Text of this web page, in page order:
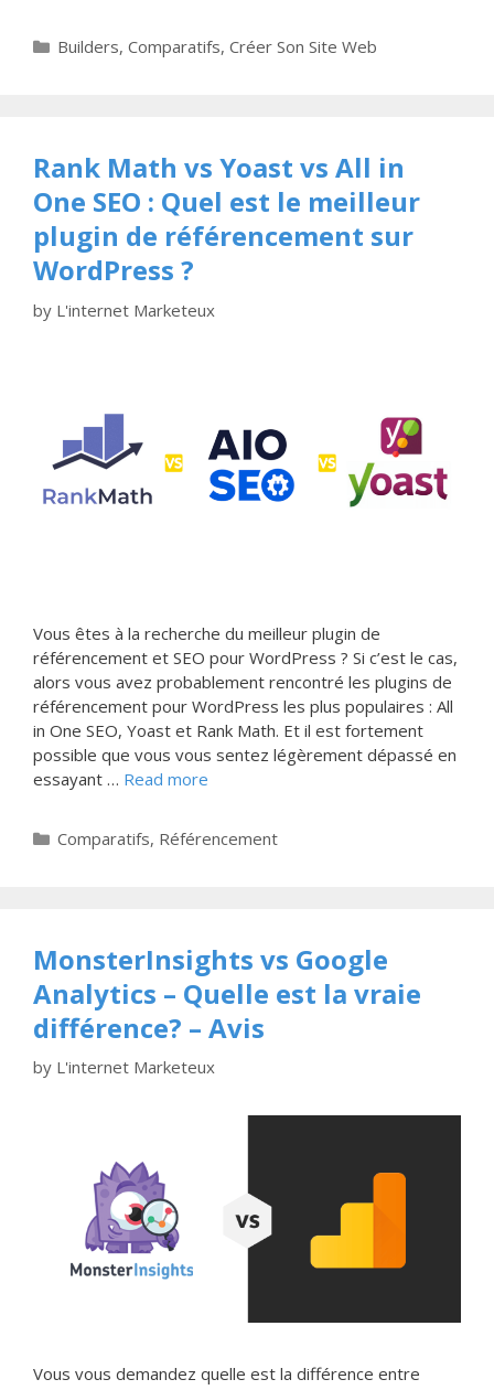
Categories
Builders, Comparatifs, Créer Son Site Web
Rank Math vs Yoast vs All in
One SEO : Quel est le meilleur
plugin de référencement sur
WordPress ?
by L'internet Marketeux
Vous êtes à la recherche du meilleur plugin de
référencement et SEO pour WordPress ? Si c’est le cas,
alors vous avez probablement rencontré les plugins de
référencement pour WordPress les plus populaires : All
in One SEO, Yoast et Rank Math. Et il est fortement
possible que vous vous sentez légèrement dépassé en
essayant … Read more
Categories
Comparatifs, Référencement
MonsterInsights vs Google
Analytics – Quelle est la vraie
différence? – Avis
by L'internet Marketeux
Vous vous demandez quelle est la différence entre